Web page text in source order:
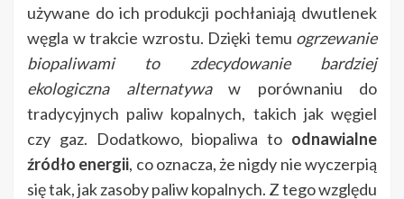
używane do ich produkcji pochłaniają dwutlenek
węgla w trakcie wzrostu. Dzięki temu ogrzewanie
biopaliwami to zdecydowanie bardziej
ekologiczna alternatywaw porównaniu do
tradycyjnych paliw kopalnych, takich jak węgiel
czy gaz. Dodatkowo, biopaliwa to odnawialne
źródło energii, co oznacza, że nigdy nie wyczerpią
się tak, jak zasoby paliw kopalnych. Z tego względu